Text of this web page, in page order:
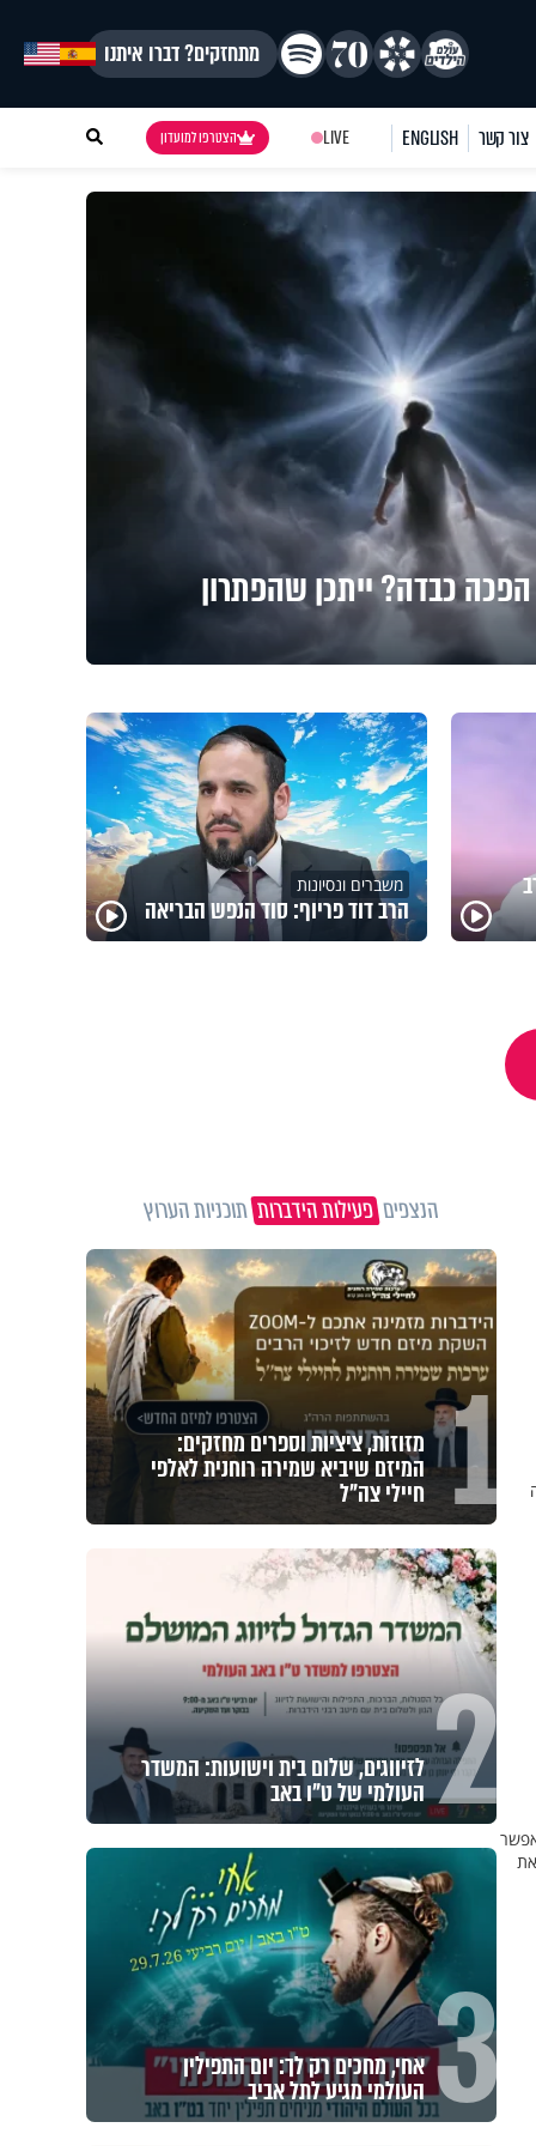
מתחזקים? דברו איתנו
צור קשר ENGLISH
LIVE הצטרפו למועדון
כבדה? ייתכן שהפתרון
משברים ונסיונות
הרב דוד פריוף: סוד הנפש הבריאה
הנצפיםפעילות הידברותתוכניות הערוץ
1 מזוזות, ציציות וספרים מחזקים:
המיזם שיביא שמירה רוחנית לאלפי
חיילי צה"ל
2 לזיווגים, שלום בית וישועות: המשדר
העולמי של ט"ו באב
3 אחי, מחכים רק לך: יום התפילין
העולמי מגיע לתל אביב